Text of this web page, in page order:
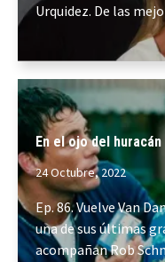
Urquidez. De las
En el ojo del huracán
24 Octubre, 2022
Ep. 86. Vuelve Van
una de sus últimas
acompañan Rob